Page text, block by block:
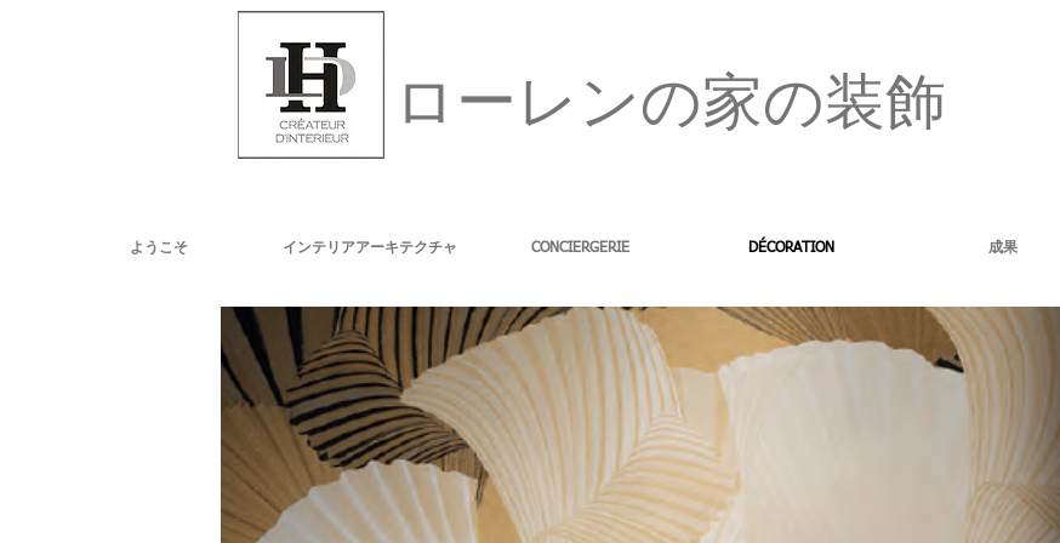
ローレンの家の装飾
ようこそ インテリアアーキテクチャ CONCIERGERIE DÉCORATION 成果